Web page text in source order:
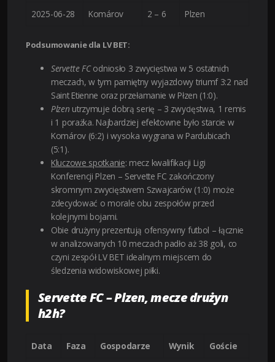
2025-06-28 Komárov 2 – 6 Plzen
Podsumowanie dla LV BET:
Servette FCodniosło 3 zwycięstwa w 5 ostatnich
meczach, w tym pamiętny wyjazdowy triumf 3:2 nad
Saint Etienne oraz przełamanie w Płzen (1:0).
Plzen utrzymuje dobrą serię – 3 zwycięstwa, 1 remis
i 1 porażka. Najbardziej efektowne było starcie w
Komárov (6:2) i wysoka wygrana w Pardubicach
(5:1).
Kluczowe spotkanie: mecz kwalifikacji Ligi
Konferencji Plzen – Servette FC zakończony
skromnym zwycięstwem Szwajcarów (1:0) może
zdecydować o morale obu zespołów przed
kolejnymi bojami.
Obie drużyny prezentują ofensywny futbol – łącznie
w analizowanych 10 meczach padło aż 38 goli, co
czyni zespół LV BET idealnym miejscem do
śledzenia widowiskowej piłki.
Servette FC – Plzen, mecze drużyn
h2h?
Data Faza Gospodarze Wynik Goście